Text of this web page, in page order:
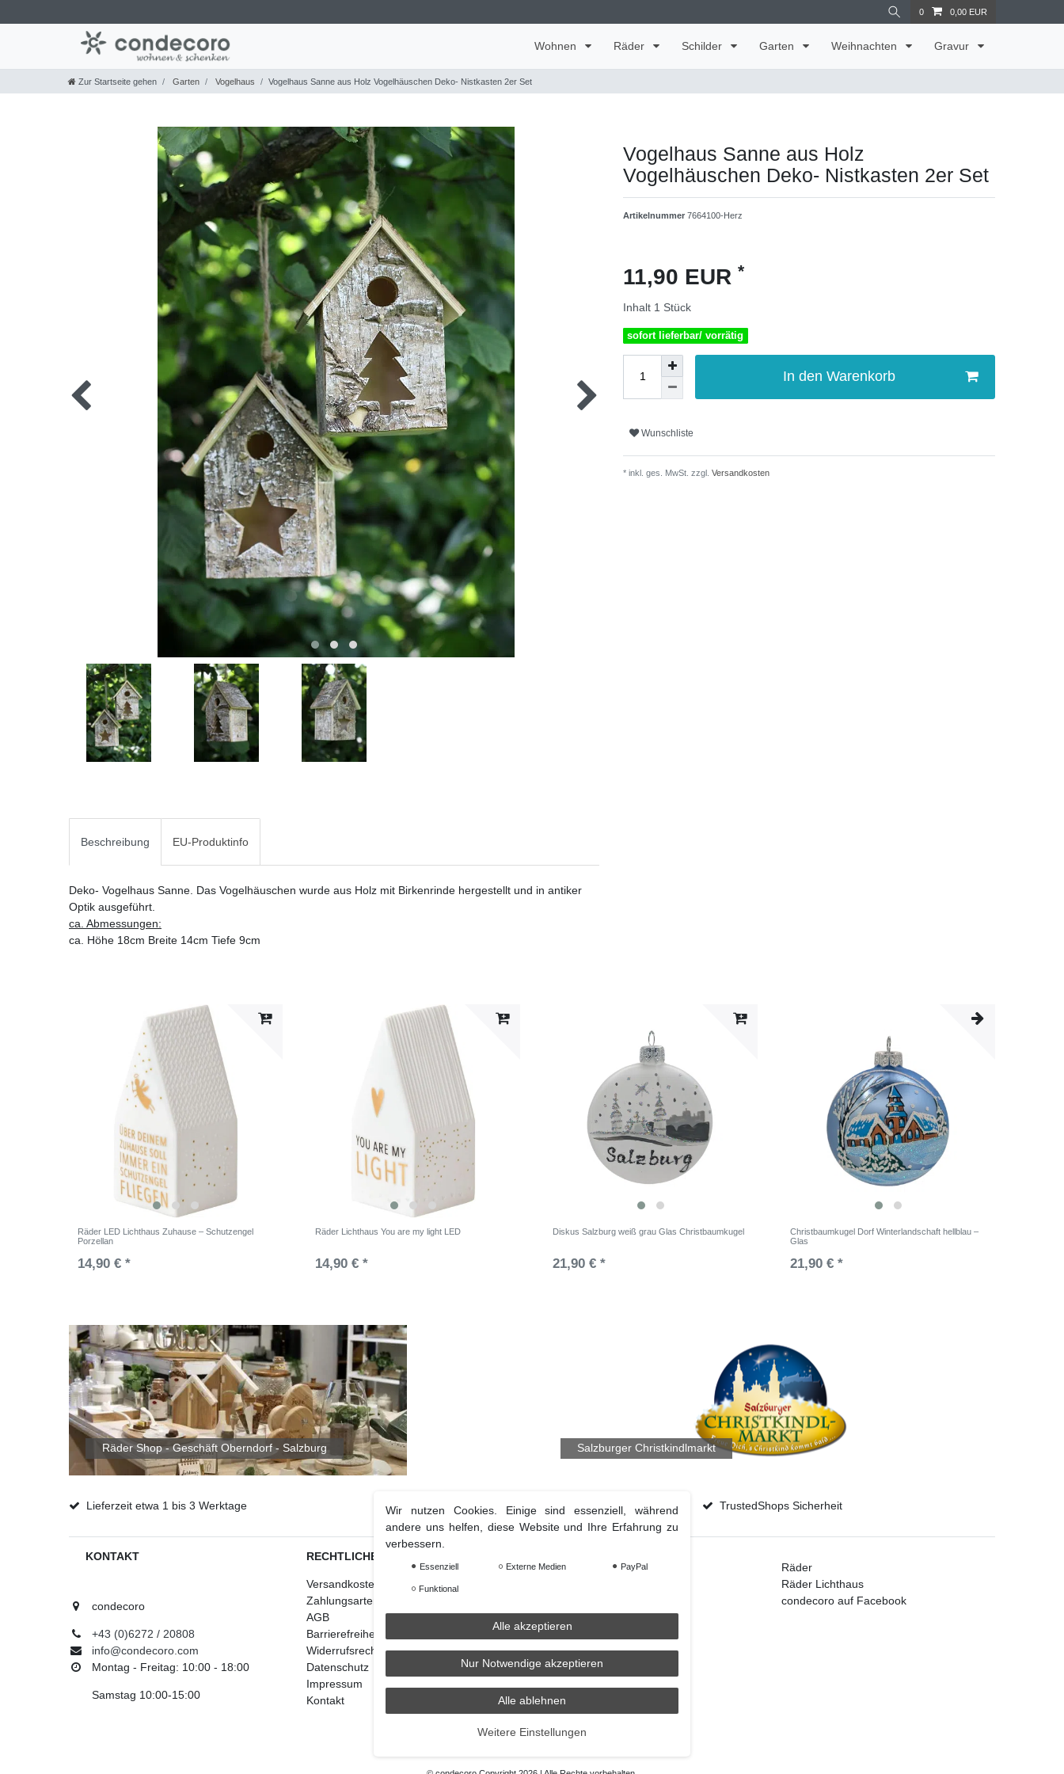
0 0,00 EUR
Wohnen Räder Schilder Garten Weihnachten Gravur
Zur Startseite gehen Garten Vogelhaus Vogelhaus Sanne aus Holz Vogelhäuschen Deko- Nistkasten 2er Set
Vogelhaus Sanne aus Holz
Vogelhäuschen Deko- Nistkasten 2er Set
Artikelnummer 7664100-Herz
11,90 EUR *
Inhalt 1 Stück
sofort lieferbar/ vorrätig
In den Warenkorb
Wunschliste
* inkl. ges. MwSt. zzgl. Versandkosten
Beschreibung EU-Produktinfo
Deko- Vogelhaus Sanne. Das Vogelhäuschen wurde aus Holz mit Birkenrinde hergestellt und in antiker
Optik ausgeführt.
ca. Abmessungen:
ca. Höhe 18cm Breite 14cm Tiefe 9cm
Räder LED Lichthaus Zuhause – Schutzengel
Porzellan
14,90 € *
Räder Lichthaus You are my light LED
14,90 € *
Diskus Salzburg weiß grau Glas Christbaumkugel
21,90 € *
Christbaumkugel Dorf Winterlandschaft hellblau –
Glas
21,90 € *
Räder Shop - Geschäft Oberndorf - Salzburg Salzburger Christkindlmarkt
Lieferzeit etwa 1 bis 3 Werktage Kostenloser Versand Ab € 70 (DE & AT) TrustedShops Sicherheit
KONTAKT
condecoro
+43 (0)6272 / 20808
info@condecoro.com
Montag - Freitag: 10:00 - 18:00
Samstag 10:00-15:00
RECHTLICHES
Versandkosten
Zahlungsarten
AGB
Barrierefreiheitserklärung
Widerrufsrecht
Datenschutz
Impressum
Kontakt
Weihnachtsdeko
Figuren Ornamente
Krampus und Percht
Räder
Räder Lichthaus
condecoro auf Facebook
Wir nutzen Cookies. Einige sind essenziell, während
andere uns helfen, diese Website und Ihre Erfahrung zu
verbessern.
Essenziell Externe Medien PayPal
Funktional
Alle akzeptieren
Nur Notwendige akzeptieren
Alle ablehnen
Weitere Einstellungen